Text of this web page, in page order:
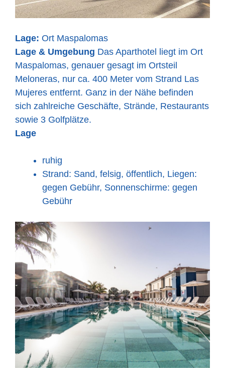
Lage: Ort Maspalomas
Lage & Umgebung Das Aparthotel liegt im Ort
Maspalomas, genauer gesagt im Ortsteil
Meloneras, nur ca. 400 Meter vom Strand Las
Mujeres entfernt. Ganz in der Nähe befinden
sich zahlreiche Geschäfte, Strände, Restaurants
sowie 3 Golfplätze.
Lage
ruhig
Strand: Sand, felsig, öffentlich, Liegen:
gegen Gebühr, Sonnenschirme: gegen
Gebühr